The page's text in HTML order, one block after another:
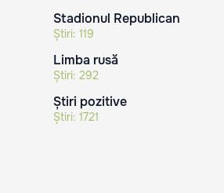
Stadionul Republican
Știri: 119
Limba rusă
Știri: 292
Știri pozitive
Știri: 1721